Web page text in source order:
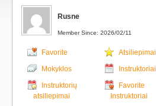
Rusne
Member Since: 2026/02/11
Favorite
Atsiliepimai
Mokyklos
Instruktoriai
Instruktorių
atsiliepimai
Favorite
Instruktoriai